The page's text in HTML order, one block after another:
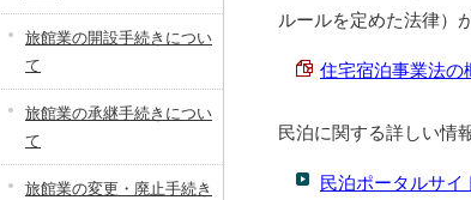
ルールを定めた法律）
住宅宿泊事業法の
民泊に関する詳しい情
民泊ポータルサイ
旅館業の開設手続きについ
て
旅館業の承継手続きについ
て
旅館業の変更・廃止手続き